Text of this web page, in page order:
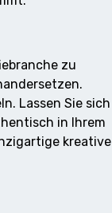
zu
Lassen Sie sich
in Ihrem
kreative